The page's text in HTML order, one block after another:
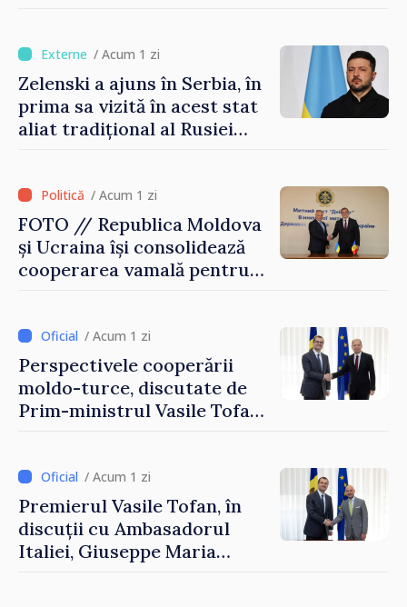
/ Acum 1 zi
Zelenski a ajuns în Serbia, în
prima sa vizită în acest stat
aliat tradițional al Rusiei
/ Acum 1 zi
FOTO // Republica Moldova
și Ucraina își consolidează
cooperarea vamală pentru
Reuniune la Moghiliov-
Podolsk
/ Acum 1 zi
Perspectivele cooperării
moldo-turce, discutate de
Prim-ministrul Vasile Tofan
/ Acum 1 zi
Premierul Vasile Tofan, în
discuții cu Ambasadorul
Italiei, Giuseppe Maria